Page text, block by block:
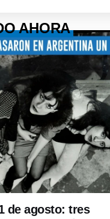
AHORA
de agosto: tres